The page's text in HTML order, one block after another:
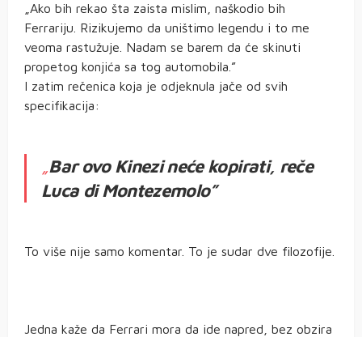
„Ako bih rekao šta zaista mislim, naškodio bih
Ferrariju. Rizikujemo da uništimo legendu i to me
veoma rastužuje. Nadam se barem da će skinuti
propetog konjića sa tog automobila.”
I zatim rečenica koja je odjeknula jače od svih
specifikacija:
„Bar ovo Kinezi neće kopirati, reče
Luca di Montezemolo”
To više nije samo komentar. To je sudar dve filozofije.
Jedna kaže da Ferrari mora da ide napred, bez obzira